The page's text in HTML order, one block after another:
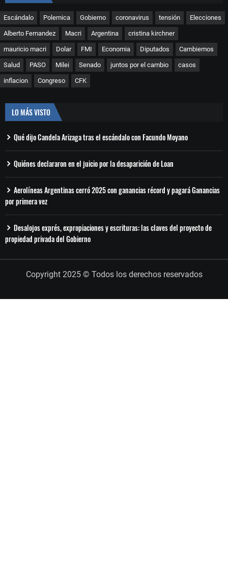
Escándalo Polemica Gobierno coronavirus tensión Elecciones
Alberto Fernandez Macri Argentina cristina kirchner
mauricio macri Dolar FMI Economia Diputados Cambiemos
Salud PASO Milei Senado juntos por el cambio casos
inflacion Congreso CFK
LO MÁS VISTO
Qué dijo Candela Arizaga tras el escándalo con Facundo Moyano
Quiénes declararon en el juicio por la desaparición de Loan
Aerolíneas Argentinas cerró 2025 con ganancias récord y pagará Ganancias
por primera vez
Desalojos exprés, expropiaciones y escrituras: las claves del proyecto de
propiedad privada del Gobierno
Copyright 2025 © Todos los derechos reservados